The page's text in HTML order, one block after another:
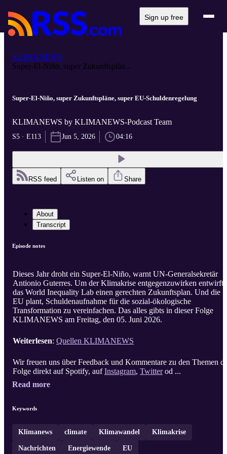
Sign up free
KLIMANEWS
Super-El-Niño, super Zukunftsplän...
Super-El-Niño, super Zukunftspläne, super EU-Schuldenregelung
KLIMANEWS by KLIMANEWS-Podcast Team
S5 · E113 Jun 5, 2026 04:16
RSS feed Listen on Share
About
Transcript
Episode notes
Dieses Jahr droht ein Super-El-Niño, warnt UN-Generalsekretär
Antionio Guterres. Um der Klimakrise entgegenzuwirken entwirft
das World Inequality Lab einen gerechten Zukunftsplan. Und die
EU plant, Schuldenaufnahme für die sozial-ökologische
Transformation zu vereinfachen. Das alles gibts in dieser Folge
KLIMANEWS am Freitag, den 05. Juni 2026.
Weiterlesen: Quellen KLIMANEWS
Wir freuen uns über Feedback und Kommentare zu den Themen
Folge direkt auf Spotify, aufInstagram, Twitterod ...
Read more
Keywords
Klimanews climate Klimawandel Klimakrise
Nachrichten Energiewende EU